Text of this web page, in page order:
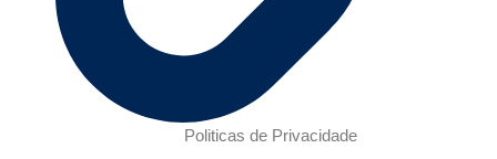
Politicas de Privacidade